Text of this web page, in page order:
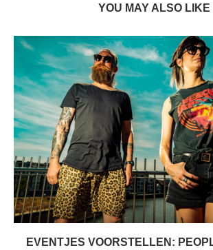
YOU MAY ALSO LIKE
EVENTJES VOORSTELLEN: